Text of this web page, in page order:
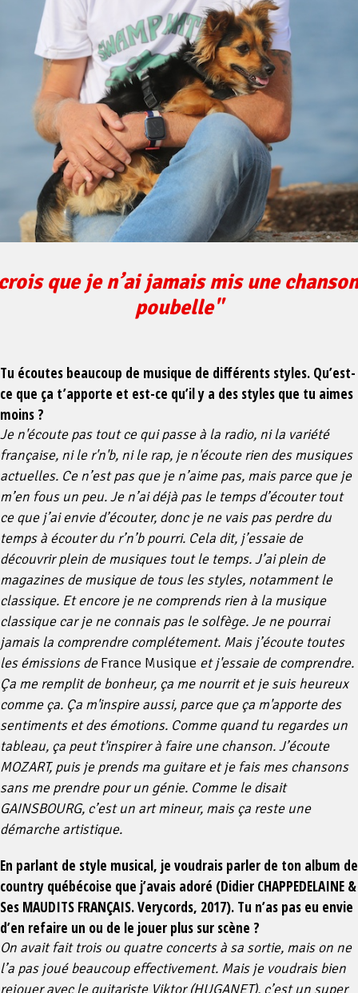
que je n’ai jamais mis une
poubelle"
Tu écoutes beaucoup de musique de différents styles. Qu’est-
ce que ça t’apporte et est-ce qu’il y a des styles que tu aimes
moins ?
Je n'écoute pas tout ce qui passe à la radio, ni la variété
française, ni le r'n'b, ni le rap, je n'écoute rien des musiques
actuelles. Ce n’est pas que je n’aime pas, mais parce que je
m’en fous un peu. Je n’ai déjà pas le temps d’écouter tout
ce que j’ai envie d’écouter, donc je ne vais pas perdre du
temps à écouter du r’n’b pourri. Cela dit, j’essaie de
découvrir plein de musiques tout le temps. J’ai plein de
magazines de musique de tous les styles, notamment le
classique. Et encore je ne comprends rien à la musique
classique car je ne connais pas le solfège. Je ne pourrai
jamais la comprendre complétement. Mais j’écoute toutes
les émissions deFrance Musique et j'essaie de comprendre.
Ça me remplit de bonheur, ça me nourrit et je suis heureux
comme ça. Ça m'inspire aussi, parce que ça m'apporte des
sentiments et des émotions. Comme quand tu regardes un
tableau, ça peut t'inspirer à faire une chanson. J’écoute
MOZART, puis je prends ma guitare et je fais mes chansons
sans me prendre pour un génie. Comme le disait
GAINSBOURG, c’est un art mineur, mais ça reste une
démarche artistique.
En parlant de style musical, je voudrais parler de ton album de
country québécoise que j’avais adoré (Didier CHAPPEDELAINE &
Ses MAUDITS FRANÇAIS. Verycords, 2017). Tu n’as pas eu envie
d’en refaire un ou de le jouer plus sur scène ?
On avait fait trois ou quatre concerts à sa sortie, mais on ne
l’a pas joué beaucoup effectivement. Mais je voudrais bien
rejouer avec le guitariste Viktor (HUGANET), c’est un super